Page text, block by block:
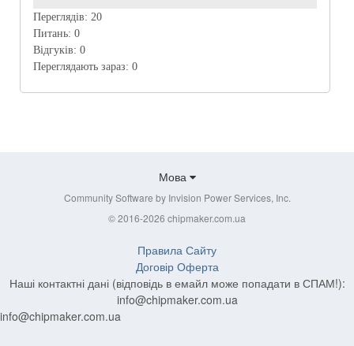
Переглядів: 20
Питань: 0
Відгуків: 0
Переглядають зараз: 0
Мова
Community Software by Invision Power Services, Inc.
© 2016-2026 chipmaker.com.ua
Правила Сайту
Договір Оферта
Наші контактні дані (відповідь в емайл може попадати в СПАМ!):
info@chipmaker.com.ua
info@chipmaker.com.ua